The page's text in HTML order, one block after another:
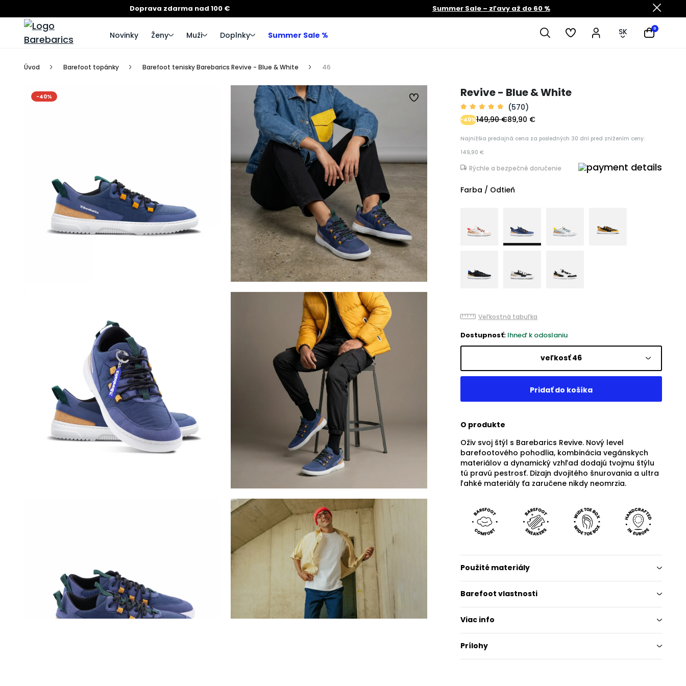
Doprava zdarma nad 100 € Summer Sale – zľavy až do 60 %
Novinky Ženy Muži Doplnky Summer Sale % SK 0
Úvod Barefoot topánky Barefoot tenisky Barebarics Revive - Blue & White 46
-40% Revive - Blue & White
(570)
89,90 €
-40%149,90 €
Najnižšia predajná cena za posledných 30 dní pred znížením ceny:
149,90 €
Rýchle a bezpečné doručenie
Farba / Odtieň
Veľkostná tabuľka
Dostupnosť: Ihneď k odoslaniu
veľkosť 46
O produkte
Oživ svoj štýl s Barebarics Revive. Nový level
barefootového pohodlia, kombinácia vegánskych
materiálov a dynamický vzhľad dodajú tvojmu štýlu
tú pravú pestrosť. Dizajn dvojitého šnurovania a ultra
ľahké materiály ťa zaručene nikdy neomrzia.
Použité materiály
Barefoot vlastnosti
Viac info
Prílohy